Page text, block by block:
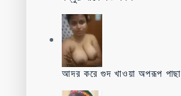
আদর করে গুদ খাওয়া অপরূপ পাছা